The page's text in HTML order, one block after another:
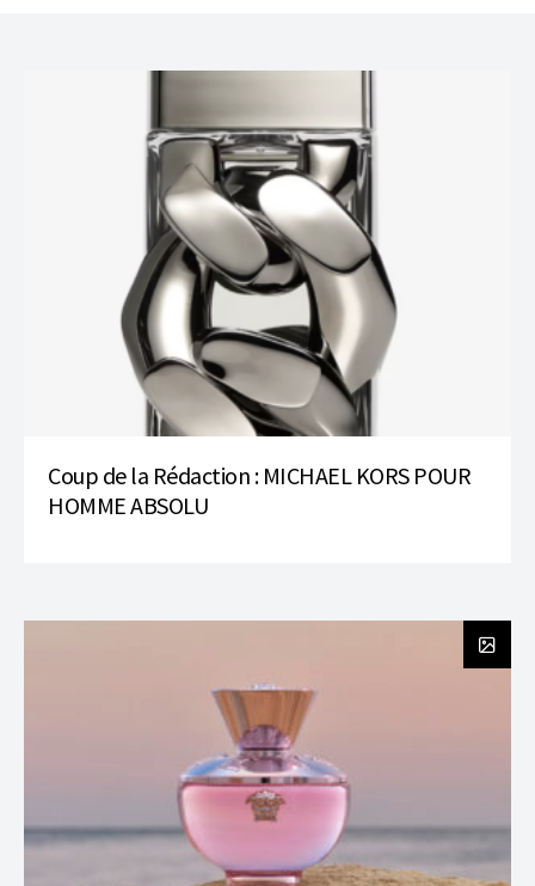
Coup de la Rédaction : MICHAEL KORS POUR
HOMME ABSOLU